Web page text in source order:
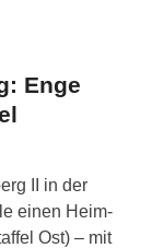
Enge
II in der
einen Heim­
Ost) – mit